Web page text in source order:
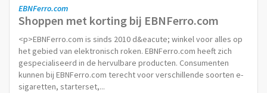
EBNFerro.com
Shoppen met korting bij EBNFerro.com
<p>EBNFerro.com is sinds 2010 d&eacute; winkel voor alles op
het gebied van elektronisch roken. EBNFerro.com heeft zich
gespecialiseerd in de hervulbare producten. Consumenten
kunnen bij EBNFerro.com terecht voor verschillende soorten e-
sigaretten, starterset,...